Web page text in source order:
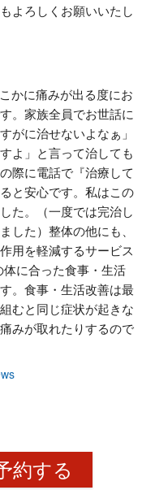
よろしくお願いいたし
かに痛みが出る度にお
。家族全員でお世話に
がに治せないよなぁ」
よ」と言って治しても
際に電話で『治療して
と安心です。私はこの
た。（一度では完治し
した）整体の他にも、
用を軽減するサービス
に合った食事・生活
。食事・生活改善は最
むと同じ症状が起きな
みが取れたりするので
約する